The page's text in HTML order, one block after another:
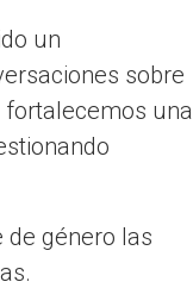
un
sobre
fortalecemos una
género las